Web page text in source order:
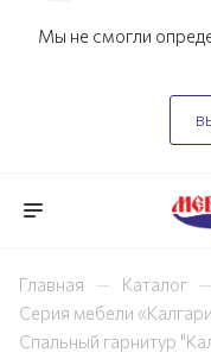
Мы не смогли
Главная — Каталог —
Серия мебели
Спальный гарнитур